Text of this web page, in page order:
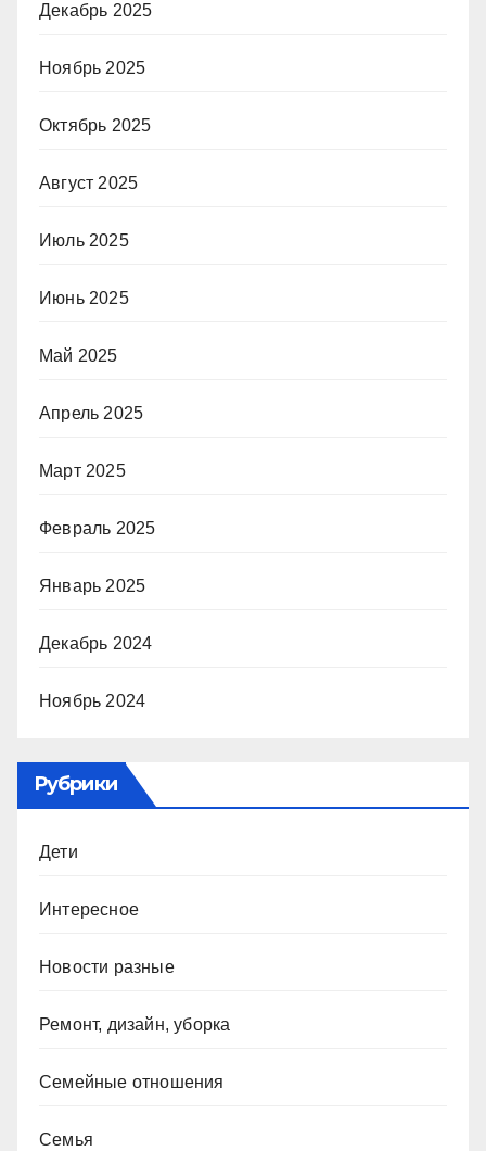
Декабрь 2025
Ноябрь 2025
Октябрь 2025
Август 2025
Июль 2025
Июнь 2025
Май 2025
Апрель 2025
Март 2025
Февраль 2025
Январь 2025
Декабрь 2024
Ноябрь 2024
Рубрики
Дети
Интересное
Новости разные
Ремонт, дизайн, уборка
Семейные отношения
Семья